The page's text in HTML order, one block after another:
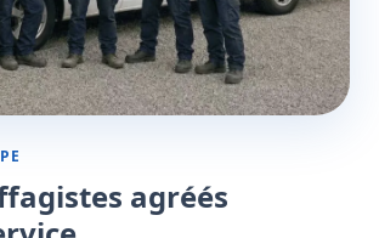
agréés